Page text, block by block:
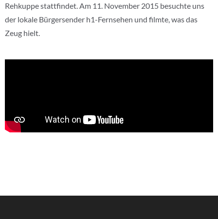
Rehkuppe stattfindet. Am 11. November 2015 besuchte uns
der lokale Bürgersender h1-Fernsehen und filmte, was das
Zeug hielt.